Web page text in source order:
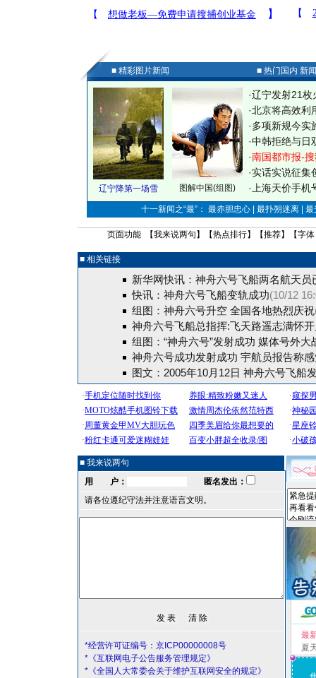
■ 精彩图片新闻 ■ 热门国内 新
辽宁降第一场雪 图解中国(组图)
·辽宁发射21枚
·北京将高效利
·多项新规今实
·中韩拒绝与日
·南国都市报-
·实话实说征集
· 上海天价手
十一新闻之“最”： 最赤胆忠心 | 最扑朔迷离 |
页面功能 【我来说两句 】【热点排行】【推荐】【字体
■ 相关链接
新华网快讯：神舟六号飞船两名航天员
快讯：神舟六号飞船变轨成功(10/12
组图：神舟六号升空 全国各地热烈庆祝
神舟六号飞船总指挥:飞天路遥志满怀
组图：“神舟六号”发射成功 媒体号外大
神舟六号成功发射成功 宇航员报告称
图文：2005年10月12日 神舟六号飞船
■ 我来说两句
用 户：
匿名发出：
请各位遵纪守法并注意语言文明。
*经营许可证编号：京ICP00000008号
*《互联网电子公告服务管理规定》
*《全国人大常委会关于维护互联网安全的规定》
最
夏